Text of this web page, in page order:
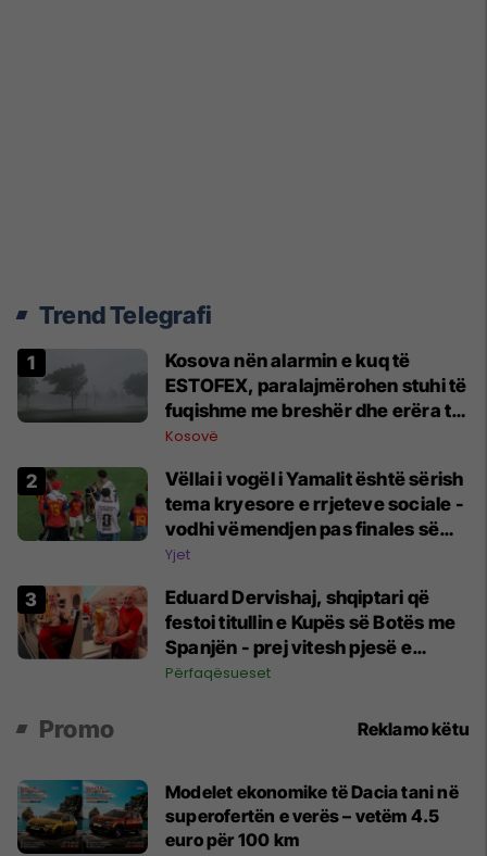
Trend Telegrafi
Kosova nën alarmin e kuq të
ESTOFEX, paralajmërohen stuhi të
fuqishme me breshër dhe erëra të
forta
Kosovë
Vëllai i vogël i Yamalit është sërish
tema kryesore e rrjeteve sociale -
vodhi vëmendjen pas finales së
Kupës së Botës
Yjet
Eduard Dervishaj, shqiptari që
festoi titullin e Kupës së Botës me
Spanjën - prej vitesh pjesë e
federatës spanjolle
Përfaqësueset
Promo Reklamo këtu
Modelet ekonomike të Dacia tani në
superofertën e verës – vetëm 4.5
euro për 100 km